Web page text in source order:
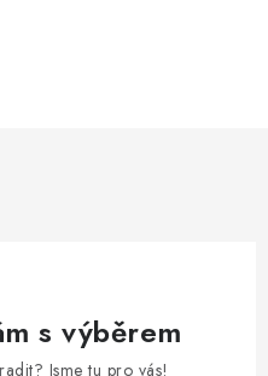
s výběrem
Jsme tu pro vás!